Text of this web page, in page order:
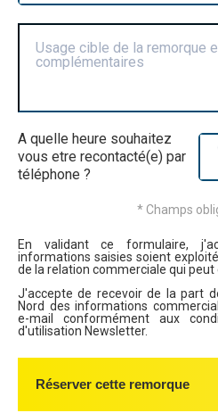
Usage cible de la remorque
complémentaires
A quelle heure souhaitez
vous etre recontacté(e) par
téléphone ?
* Champs
En validant ce formulaire,
informations saisies soient
de la relation commerciale qui peut
J'accepte de recevoir de la part
Nord des informations
e-mail conformément aux
d'utilisation Newsletter.
Réserver cette remorque